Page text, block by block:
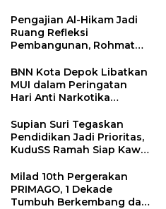
Langkah Menuju Pasar
Global
Pengajian Al-Hikam Jadi
Ruang Refleksi
Pembangunan, Rohmat
Secara Utuh
BNN Kota Depok Libatkan
MUI dalam Peringatan
Hari Anti Narkotika
Rohmat Rospari:
Pencegahan Dimulai dari
Keluarga
Supian Suri Tegaskan
Pendidikan Jadi Prioritas,
KuduSS Ramah Siap Kawal
Pemkot Depok
Milad 10th Pergerakan
PRIMAGO, 1 Dekade
Tumbuh Berkembang dan